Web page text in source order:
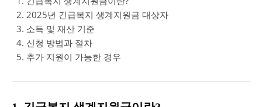
2025년 긴급복지 생계지원금 대상자
소득 및 재산 기준
신청 방법과 절차
추가 지원이 가능한 경우